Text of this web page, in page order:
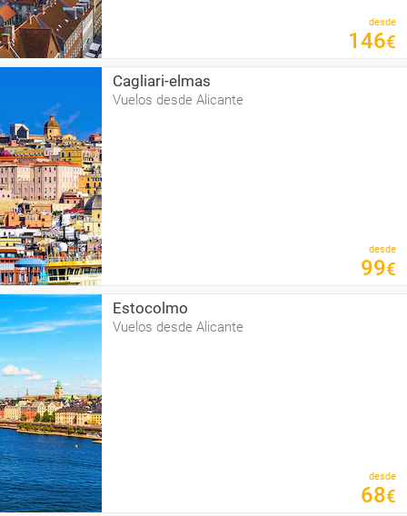
desde
146€
Cagliari-elmas
Vuelos desde Alicante
desde
99€
Estocolmo
Vuelos desde Alicante
desde
68€